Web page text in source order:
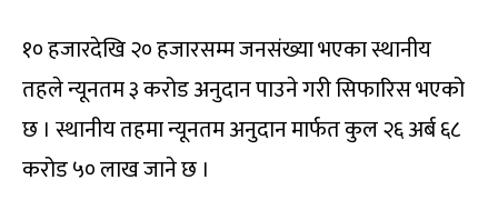
१० हजारदेखि २० हजारसम्म जनसंख्या भएका स्थानीय
तहले न्यूनतम ३ करोड अनुदान पाउने गरी सिफारिस भएको
छ । स्थानीय तहमा न्यूनतम अनुदान मार्फत कुल २६ अर्ब ६८
करोड ५० लाख जाने छ ।